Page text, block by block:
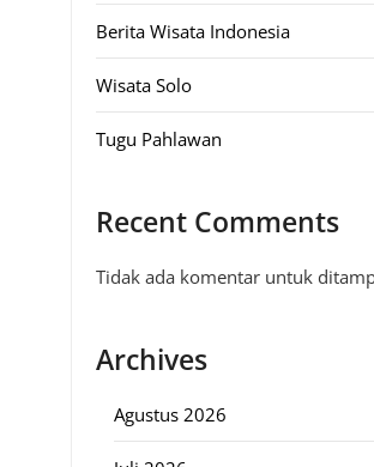
Berita Wisata Indonesia
Wisata Solo
Tugu Pahlawan
Recent Comments
Tidak ada komentar untuk
Archives
Agustus 2026